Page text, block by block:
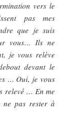
vers le
pas mes
que je suis
vous… Ils ne
je vous relève
devant le
… Oui, je vous
relevé … En me
pas rester à